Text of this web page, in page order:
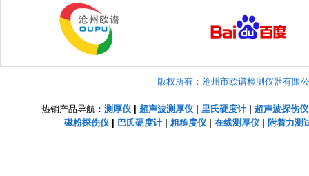
版权所有：沧州市欧谱检测仪器有限
热销产品导航： 测厚仪 超声波测厚仪 里氏硬度计| 超声波探伤仪
磁粉探伤仪| 巴氏硬度计| 粗糙度仪| 在线测厚仪| 附着力测